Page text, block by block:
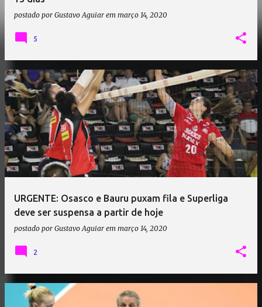
postado por Gustavo Aguiar em março 14, 2020
5
URGENTE: Osasco e Bauru puxam fila e Superliga
deve ser suspensa a partir de hoje
postado por Gustavo Aguiar em março 14, 2020
2